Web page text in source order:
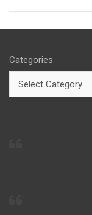
Categories